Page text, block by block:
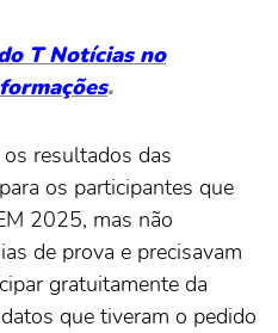
T Notícias no
.
resultados das
os participantes que
2025, mas não
de prova e precisavam
gratuitamente da
que tiveram o pedido